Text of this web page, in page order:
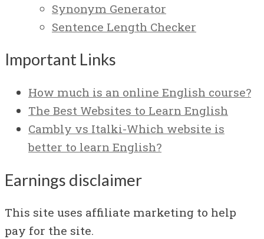
Synonym Generator
Sentence Length Checker
Important Links
How much is an online English course?
The Best Websites to Learn English
Cambly vs Italki-Which website is
better to learn English?
Earnings disclaimer
This site uses affiliate marketing to help
pay for the site.